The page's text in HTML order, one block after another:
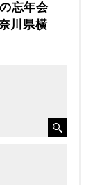
忘年会
川県横